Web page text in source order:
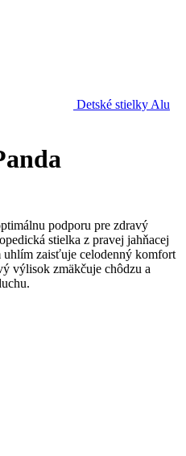
Detské stielky Alu
podporu pre zdravý
stielka z pravej jahňacej
zaisťuje celodenný komfort
výlisok zmäkčuje chôdzu a